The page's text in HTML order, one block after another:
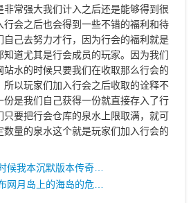
常强大我们计入之后还是能够得到很
会之后也会得到一些不错的福利和待
己去努力才行，因为行会的福利就是
道尤其是行会成员的玩家。因为我们
水的时候只要我们在收取那么行会的
以玩家们加入行会之后收取的诠释不
是我们自己获得一份就直接存入了行
要把行会仓库的泉水上限取满，就可
数量的泉水这个就是玩家们加入行会的
候我本沉默版本传奇…
网月岛上的海岛的危…